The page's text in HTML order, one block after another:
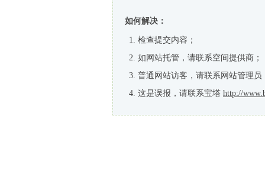
如何解决：
检查提交内容；
如网站托管，请联系空间提供商；
普通网站访客，请联系网站管理员
这是误报，请联系宝塔 http://